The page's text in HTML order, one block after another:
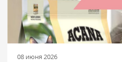
08 июня 2026